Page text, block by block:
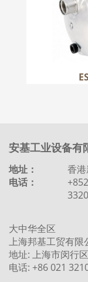
安基工业设备有
地址：
香
电话：
3320
大中华全区
上海邦基工贸有限
地址: 上海市闵行
电话: +86 021